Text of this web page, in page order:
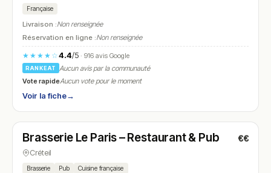
Française
Livraison :Non renseignée
Réservation en ligne :Non renseignée
★★★★☆4.4/5· 916 avis Google
RANKEAT
Aucun avis par la communauté
Vote rapideAucun vote pour le moment
Voir la fiche→
N° 16
Brasserie Le Paris – Restaurant & Pub €€
Créteil
Brasserie Pub Cuisine française